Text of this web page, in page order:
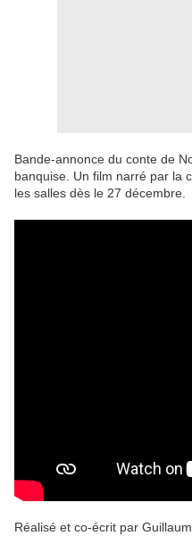
Bande-annonce du conte de
banquise. Un film narré par la
les salles dès le 27 décembre.
Réalisé et co-écrit par